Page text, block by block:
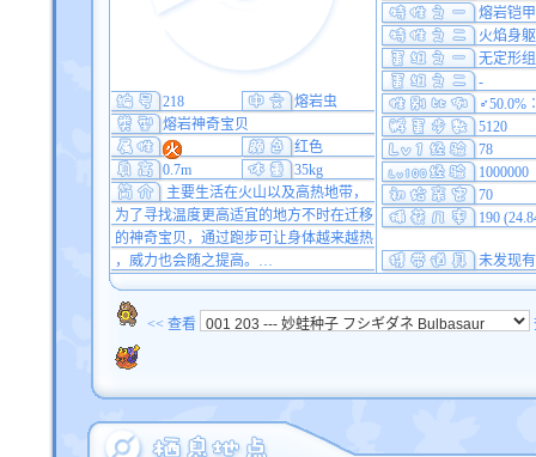
熔岩铠甲
火焰身躯
无定形组
-
5120
78
1000000
70
190
未发现
218
熔岩虫
熔岩神奇宝贝
红色
0.7m
35kg
主要生活在火山以及高热地带，
为了寻找温度更高适宜的地方不时在迁移
的神奇宝贝，通过跑步可让身体越来越热
，威力也会随之提高。…
<< 查看